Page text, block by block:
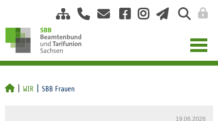
WIR SBB Frauen
19.06.2026